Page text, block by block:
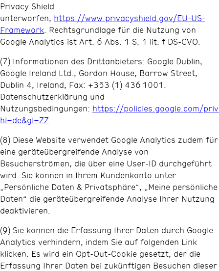
Privacy Shield
unterworfen, https://www.privacyshield.gov/EU-US-
Framework . Rechtsgrundlage für die Nutzung von
Google Analytics ist Art. 6 Abs. 1 S. 1 lit. f DS-GVO.
(7) Informationen des Drittanbieters: Google Dublin,
Google Ireland Ltd., Gordon House, Barrow Street,
Dublin 4, Ireland, Fax: +353 (1) 436 1001.
Datenschutzerklärung und
Nutzungsbedingungen: https://policies.google.com/
hl=de&gl=ZZ
(8) Diese Website verwendet Google Analytics zudem für
eine geräteübergreifende Analyse von
Besucherströmen, die über eine User-ID durchgeführt
wird. Sie können in Ihrem Kundenkonto unter
„Persönliche Daten & Privatsphäre“, „Meine persönliche
Daten“ die geräteübergreifende Analyse Ihrer Nutzung
deaktivieren.
(9) Sie können die Erfassung Ihrer Daten durch Google
Analytics verhindern, indem Sie auf folgenden Link
klicken. Es wird ein Opt-Out-Cookie gesetzt, der die
Erfassung Ihrer Daten bei zukünftigen Besuchen dieser